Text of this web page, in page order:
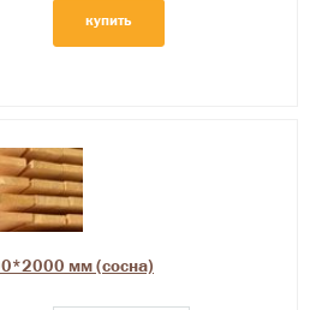
купить
мм (сосна)